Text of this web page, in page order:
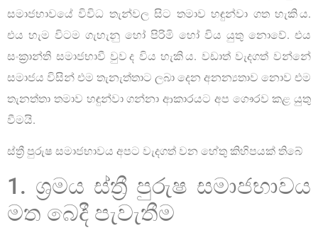
සමාජභාවයේ විවිධ තැන්වල සිට තමාව හඳුන්වා ගත හැකි ය.
එය හැම විටම ගැහැනු හෝ පිරිමි හෝ විය යුතු නොවේ. එය
සංක්‍රාන්ති සමාජභාවී වුව ද විය හැකි ය. වඩාත් වැදගත් වන්නේ
සමාජය විසින් එම තැනැත්තාට ලබා දෙන අනන්‍යතාව නොව එම
තැනත්තා තමාව හඳුන්වා ගන්නා ආකාරයට අප ගෞරව කළ යුතු
වීමයි.
ස්ත්‍රී පුරුෂ සමාජභාවය අපට වැදගත් වන හේතු කිහිපයක් තිබේ
1. ශ්‍රමය ස්ත්‍රී පුරුෂ සමාජභාවය
මත බෙදී පැවැතීම